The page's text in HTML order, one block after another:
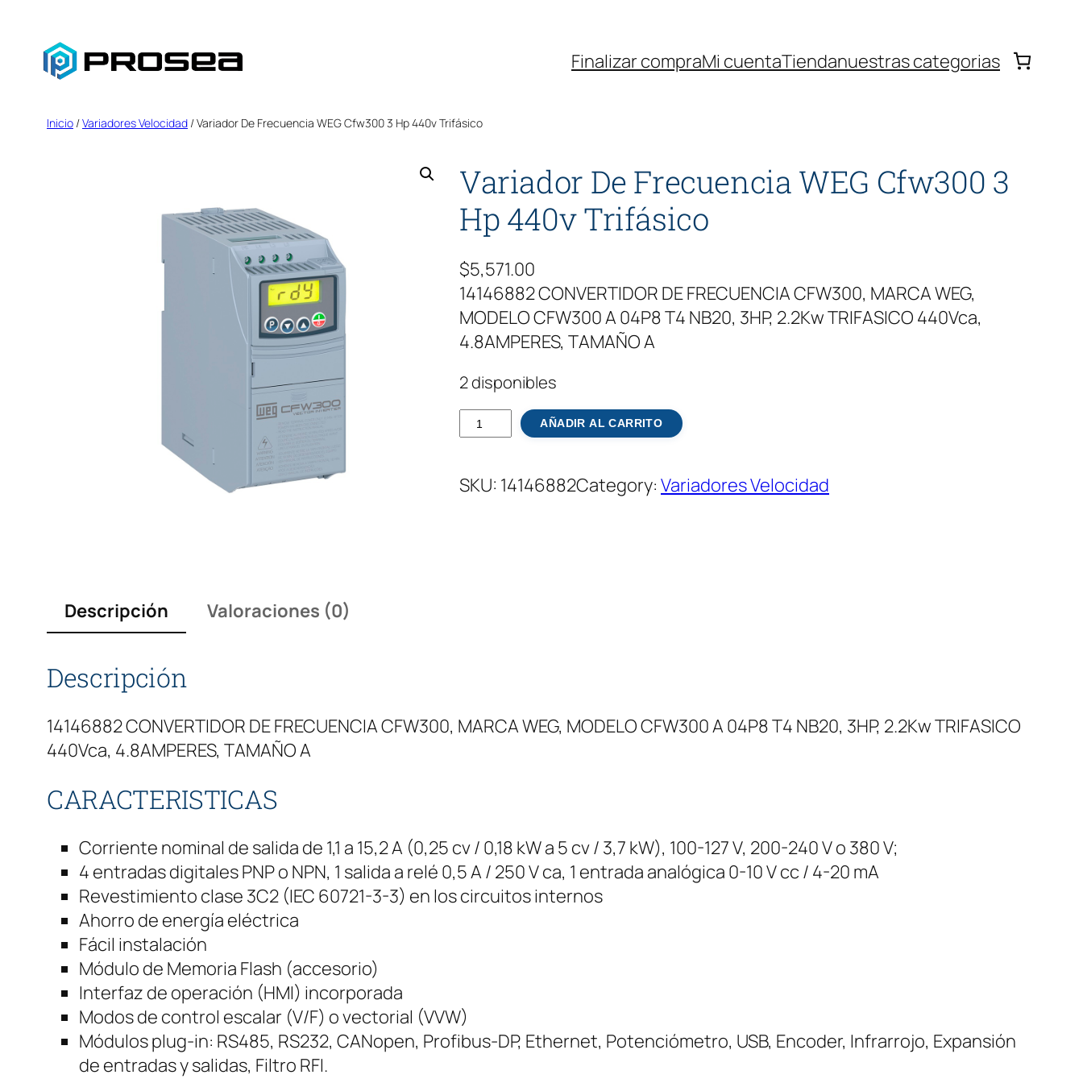
contenido
Finalizar compraMi cuentaTiendanuestras categorias
Inicio /Variadores Velocidad / Variador De Frecuencia WEG Cfw300 3 Hp 440v Trifásico
Variador De Frecuencia WEG Cfw300 3
Hp 440v Trifásico
$5,571.00
14146882 CONVERTIDOR DE FRECUENCIA CFW300, MARCA WEG,
MODELO CFW300 A 04P8 T4 NB20, 3HP, 2.2Kw TRIFASICO 440Vca,
4.8AMPERES, TAMAÑO A
2 disponibles
a
i
c
i
a
W
w
3
AÑADIR AL CARRITO
SKU: 14146882Category: Variadores Velocidad
Descripción Valoraciones (0)
Descripción
14146882 CONVERTIDOR DE FRECUENCIA CFW300, MARCA WEG, MODELO CFW300 A 04P8 T4 NB20, 3HP, 2.2Kw TRIFASICO
440Vca, 4.8AMPERES, TAMAÑO A
CARACTERISTICAS
Corriente nominal de salida de 1,1 a 15,2 A (0,25 cv / 0,18 kW a 5 cv / 3,7 kW), 100-127 V, 200-240 V o 380 V;
4 entradas digitales PNP o NPN, 1 salida a relé 0,5 A / 250 V ca, 1 entrada analógica 0-10 V cc / 4-20 mA
Revestimiento clase 3C2 (IEC 60721-3-3) en los circuitos internos
Ahorro de energía eléctrica
Fácil instalación
Módulo de Memoria Flash (accesorio)
Interfaz de operación (HMI) incorporada
Modos de control escalar (V/F) o vectorial (VVW)
Módulos plug-in: RS485, RS232, CANopen, Profibus-DP, Ethernet, Potenciómetro, USB, Encoder, Infrarrojo, Expansión
de entradas y salidas, Filtro RFI.